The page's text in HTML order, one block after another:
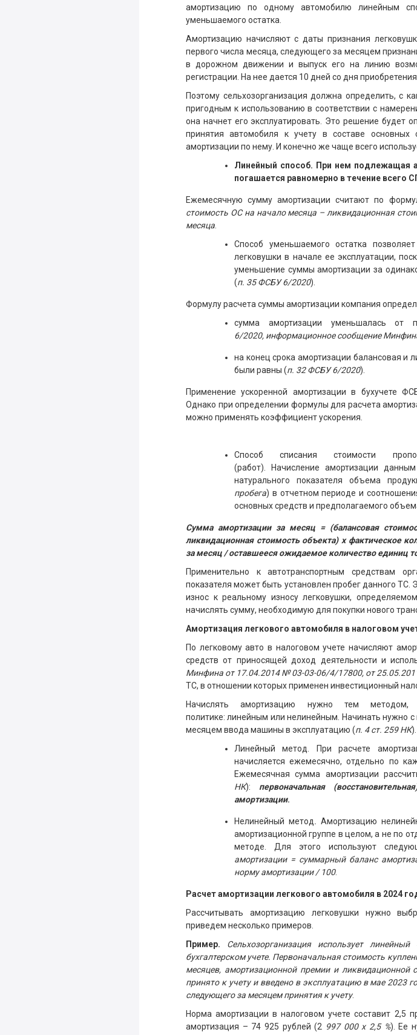
амортизацию по одному автомобилю линейным
уменьшаемого остатка.
Амортизацию начисляют с даты признания
первого числа месяца, следующего за месяцем
в дорожном движении и выпуск его на линию
регистрации. На нее дается 10 дней со дня
Поэтому сельхозорганизация должна определить, с
пригодным к использованию в соответствии с
она начнет его эксплуатировать. Это решение будет
принятия автомобиля к учету в составе
амортизации по нему. И конечно же чаще всего
Линейный способ. При нем подлежащая
погашается равномерно в течение всего
Ежемесячную сумму амортизации считают по
стоимость ОС на начало месяца – ликвидационная
месяца
Способ уменьшаемого остатка
легковушки в начале ее эксплуатации,
уменьшение суммы амортизации за
(п. 35 ФСБУ 6/2020).
Формулу расчета суммы амортизации компания
сумма амортизации уменьшалась от
6/2020, информационное сообщение
на конец срока амортизации балансовая и
были равны (п. 32 ФСБУ 6/2020).
Применение ускоренной амортизации в бухучете
Однако при определении формулы для расчета
можно применять коэффициент ускорения.
Способ списания стоимости
(работ). Начисление амортизации
натурального показателя объема
пробега) в отчетном периоде и
основных средств и предполагаемого
Сумма амортизации за месяц = (балансовая
ликвидационная стоимость объекта) х фактическое
за месяц / оставшееся ожидаемое количество единиц
Применительно к автотранспортным средствам
показателя может быть установлен пробег данного ТС.
износ к реальному износу легковушки,
начислять сумму, необходимую для покупки нового
Амортизация легкового автомобиля в налоговом
По легковому авто в налоговом учете начисляют
средств от приносящей доход деятельности и
Минфина от 17.04.2014 № 03-03-06/4/17800, от
ТС, в отношении которых применен инвестиционный
Начислять амортизацию нужно тем методом,
политике: линейным или нелинейным. Начинать нужно
месяцем ввода машины в эксплуатацию (п. 4 ст. 259 НК).
Линейный метод. При расчете
начисляется ежемесячно, отдельно по
Ежемесячная сумма амортизации
НК): первоначальная
амортизации.
Нелинейный метод.Амортизацию
амортизационной группе в целом, а не по
методе. Для этого используют
амортизации = суммарный баланс
норму амортизации / 100.
Расчет амортизации легкового автомобиля в 2024
Рассчитывать амортизацию легковушки нужно
приведем несколько примеров.
Пример. Сельхозорганизация использует
бухгалтерском учете. Первоначальная стоимость
месяцев, амортизационной премии и ликвидационной
принято к учету и введено в эксплуатацию в мае 2023
следующего за месяцем принятия к учету.
Норма амортизации в налоговом учете составит 2,5
амортизация – 74 925 рублей (2 997 000 х 2,5 %). Ее